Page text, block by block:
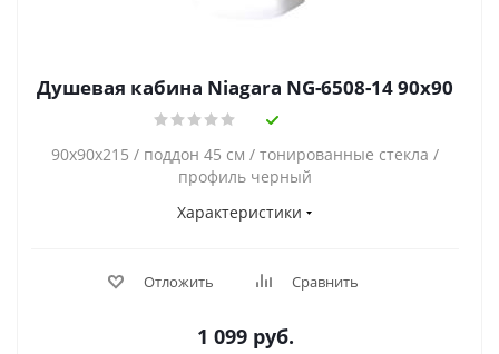
Душевая кабина Niagara NG-6508-14 90x90
90х90х215 / поддон 45 см / тонированные стекла /
профиль черный
Характеристики
Отложить Сравнить
1 099 руб.